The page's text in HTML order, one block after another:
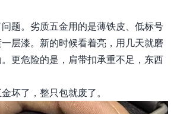
题。劣质五金用的是薄铁皮、低标号
层漆。新的时候看着亮，用几天就磨
更危险的是，肩带扣承重不足，东西
坏了，整只包就废了。